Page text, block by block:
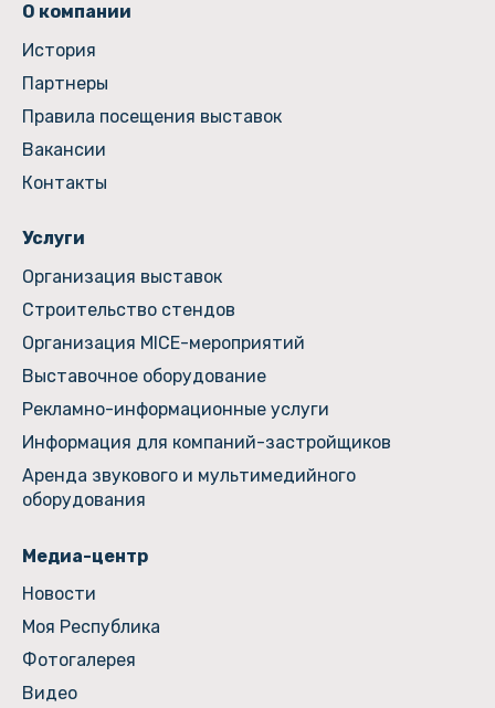
О компании
История
Партнеры
Правила посещения выставок
Вакансии
Контакты
Услуги
Организация выставок
Строительство стендов
Организация MICE-мероприятий
Выставочное оборудование
Рекламно-информационные услуги
Информация для компаний-застройщиков
Аренда звукового и мультимедийного
оборудования
Медиа-центр
Новости
Моя Республика
Фотогалерея
Видео